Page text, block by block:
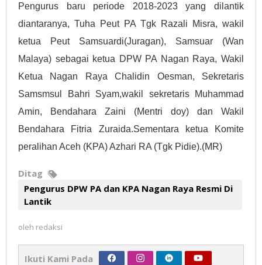
Pengurus baru periode 2018-2023 yang dilantik
diantaranya, Tuha Peut PA Tgk Razali Misra, wakil
ketua Peut Samsuardi(Juragan), Samsuar (Wan
Malaya) sebagai ketua DPW PA Nagan Raya, Wakil
Ketua Nagan Raya Chalidin Oesman, Sekretaris
Samsmsul Bahri Syam,wakil sekretaris Muhammad
Amin, Bendahara Zaini (Mentri doy) dan Wakil
Bendahara Fitria Zuraida.Sementara ketua Komite
peralihan Aceh (KPA) Azhari RA (Tgk Pidie).(MR)
Ditag
Pengurus DPW PA dan KPA Nagan Raya Resmi Di
Lantik
oleh redaksi
Ikuti Kami Pada